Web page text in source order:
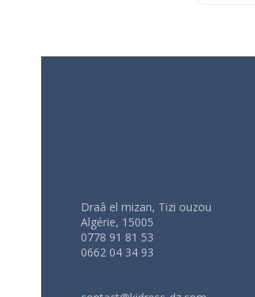
Draâ el mizan, Tizi ouzou
Algérie, 15005
0778 91 81 53
0662 04 34 93